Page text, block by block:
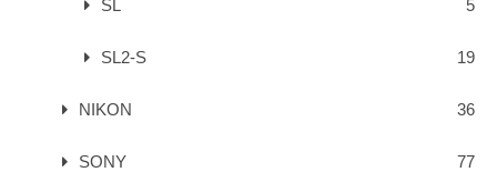
SL 5
SL2-S 19
NIKON 36
SONY 77